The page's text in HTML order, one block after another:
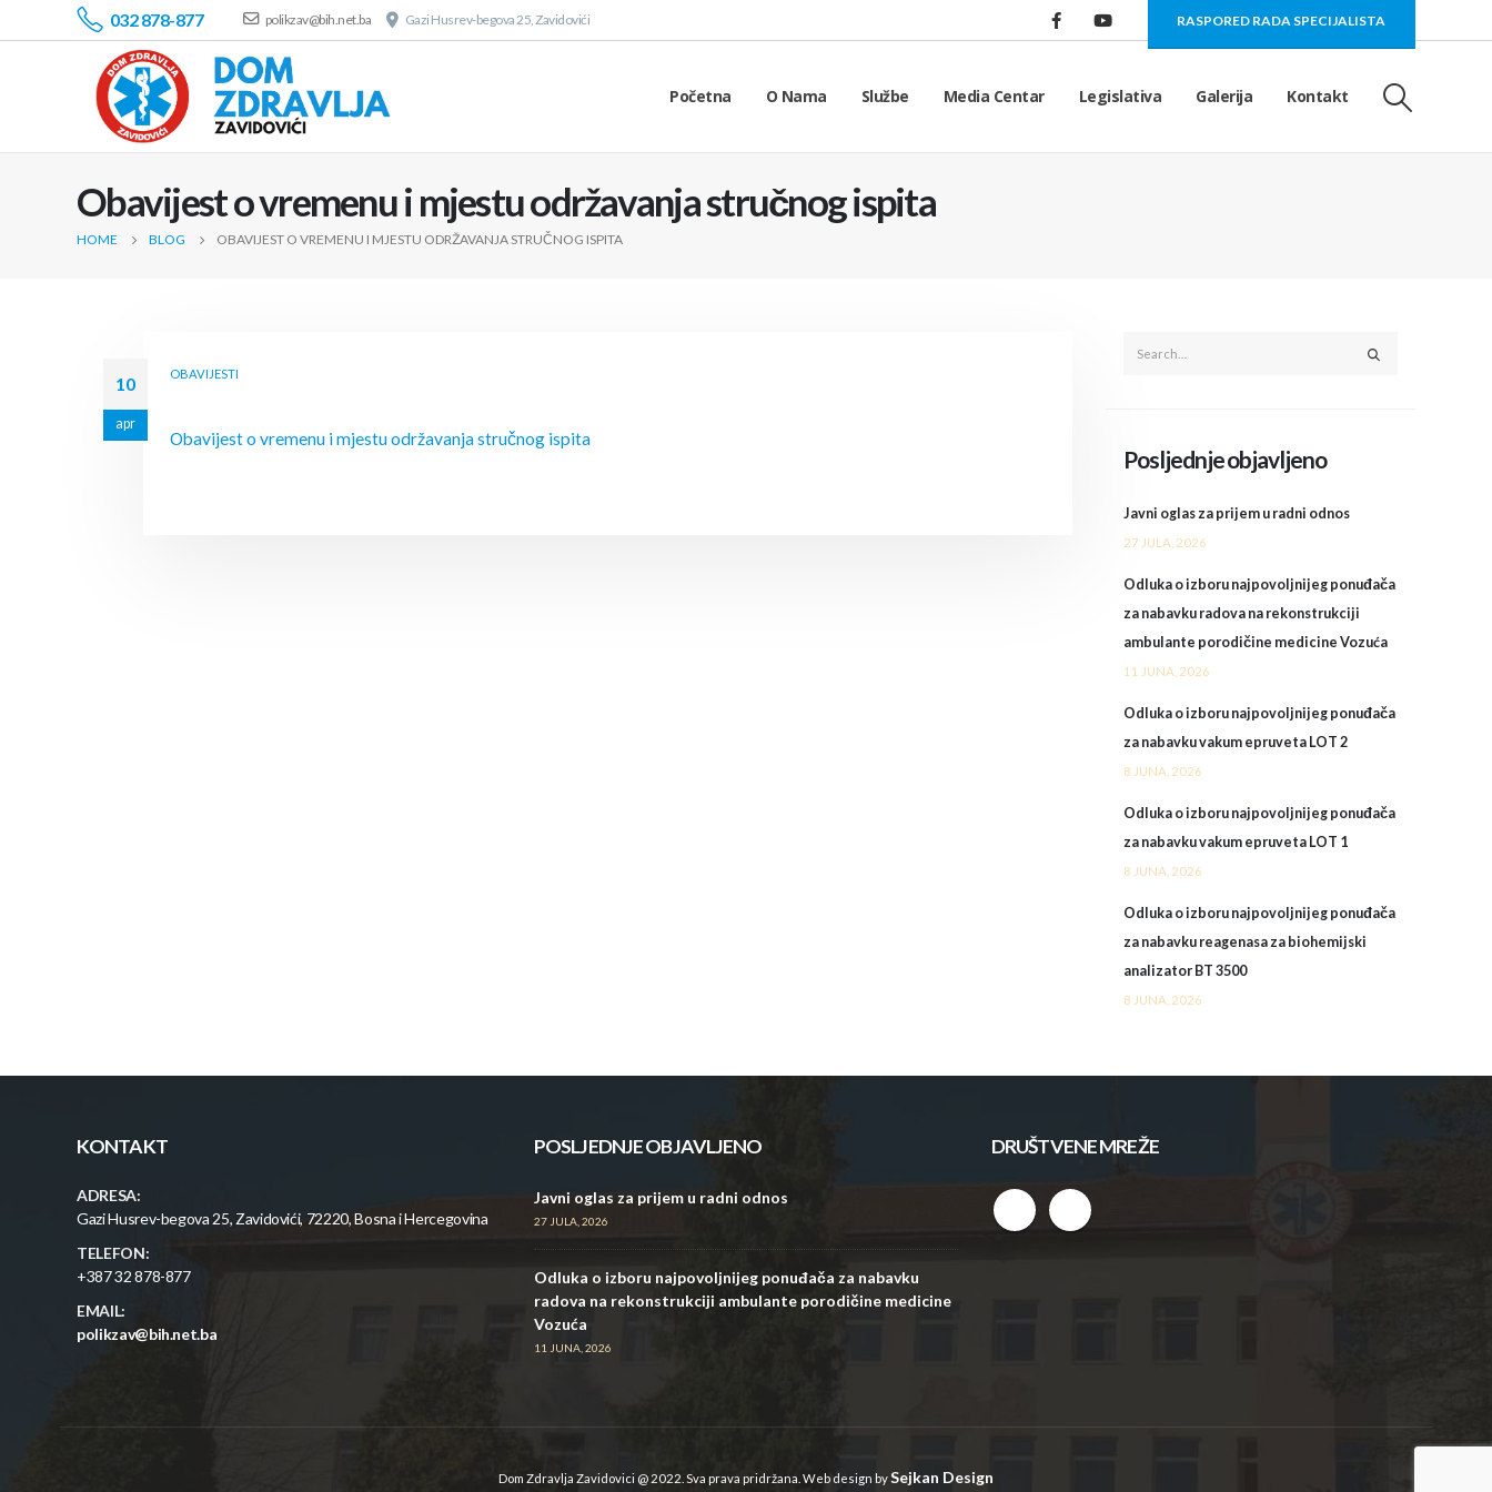
032 878-877 polikzav@bih.net.ba Gazi Husrev-begova 25, Zavidovići RASPORED RADA SPECIJALISTA
Početna O Nama Službe Media Centar Legislativa Galerija Kontakt
Obavijest o vremenu i mjestu održavanja stručnog ispita
HOME BLOG OBAVIJEST O VREMENU I MJESTU ODRŽAVANJA STRUČNOG ISPITA
10
apr
OBAVIJESTI
Obavijest o vremenu i mjestu održavanja stručnog ispita
Posljednje objavljeno
Javni oglas za prijem u radni odnos
27 JULA, 2026
Odluka o izboru najpovoljnijeg ponuđača
za nabavku radova na rekonstrukciji
ambulante porodičine medicine Vozuća
11 JUNA, 2026
Odluka o izboru najpovoljnijeg ponuđača
za nabavku vakum epruveta LOT 2
8 JUNA, 2026
Odluka o izboru najpovoljnijeg ponuđača
za nabavku vakum epruveta LOT 1
8 JUNA, 2026
Odluka o izboru najpovoljnijeg ponuđača
za nabavku reagenasa za biohemijski
analizator BT 3500
8 JUNA, 2026
KONTAKT
ADRESA:
Gazi Husrev-begova 25, Zavidovići, 72220, Bosna i Hercegovina
TELEFON:
+387 32 878-877
EMAIL:
polikzav@bih.net.ba
POSLJEDNJE OBJAVLJENO
Javni oglas za prijem u radni odnos
27 JULA, 2026
Odluka o izboru najpovoljnijeg ponuđača za nabavku
radova na rekonstrukciji ambulante porodičine medicine
Vozuća
11 JUNA, 2026
DRUŠTVENE MREŽE
Dom Zdravlja Zavidovici @ 2022. Sva prava pridržana. Web design bySejkan Design